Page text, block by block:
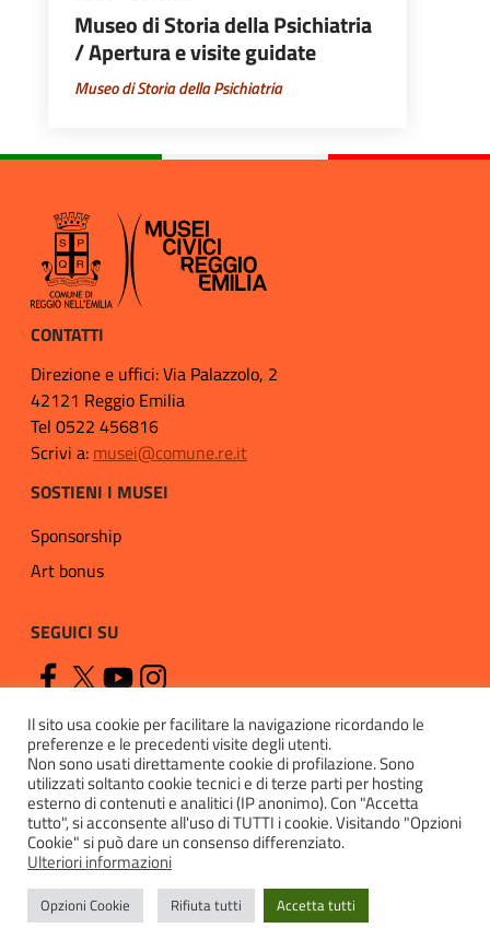
Museo di Storia della Psichiatria
/ Apertura e visite guidate
Museo di Storia della Psichiatria
CONTATTI
Direzione e uffici: Via Palazzolo, 2
42121 Reggio Emilia
Tel 0522 456816
Scrivi a: musei@comune.re.it
SOSTIENI I MUSEI
Sponsorship
Art bonus
SEGUICI SU
Privacy
Cookie policy
Contatti
Il sito usa cookie per facilitare la navigazione ricordando le
preferenze e le precedenti visite degli utenti.
Non sono usati direttamente cookie di profilazione. Sono
utilizzati soltanto cookie tecnici e di terze parti per hosting
esterno di contenuti e analitici (IP anonimo). Con "Accetta
tutto", si acconsente all'uso di TUTTI i cookie. Visitando "Opzioni
Cookie" si può dare un consenso differenziato.
Ulteriori informazioni
Opzioni Cookie Rifiuta tutti Accetta tutti